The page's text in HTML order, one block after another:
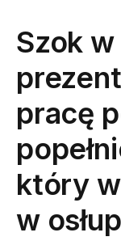
Szok
pracę
który
w